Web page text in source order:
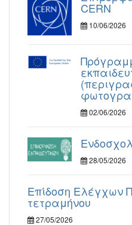
CERN
10/06/2026
02/06/2026
28/05/2026
Επίδοση Ελέγχων
τετραμήνου
27/05/2026